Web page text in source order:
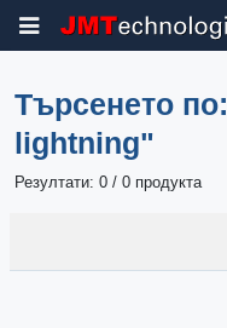
Търсенето по:
lightning"
Резултати: 0 / 0 продукта